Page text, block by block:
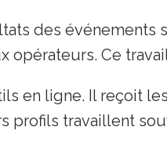
des
Ce
en ligne. Il reçoit
profils travaillent